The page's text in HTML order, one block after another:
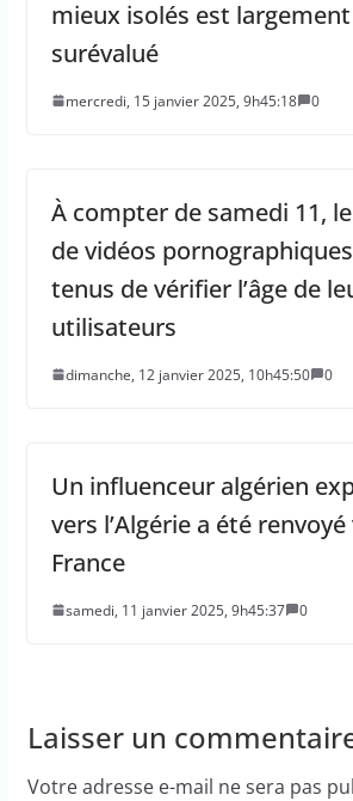
mieux isolés est largement
surévalué
mercredi, 15 janvier 2025, 9h45:18 0
À compter de samedi 11,
de vidéos
tenus de vérifier l’âge de
utilisateurs
dimanche, 12 janvier 2025, 10h45:50 0
Un influenceur algérien
vers l’Algérie a été renvoyé
France
samedi, 11 janvier 2025, 9h45:37 0
Laisser un
Votre adresse e-mail ne sera pas